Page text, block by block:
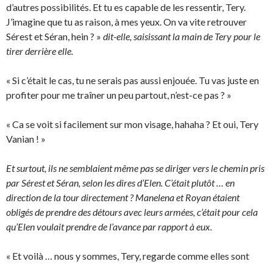
d’autres possibilités. Et tu es capable de les ressentir, Tery.
J’imagine que tu as raison, à mes yeux. On va vite retrouver
Sérest et Séran, hein ? » dit-elle, saisissant la main de Tery pour le
tirer derrière elle.
« Si c’était le cas, tu ne serais pas aussi enjouée. Tu vas juste en
profiter pour me traîner un peu partout, n’est-ce pas ? »
« Ca se voit si facilement sur mon visage, hahaha ? Et oui, Tery
Vanian ! »
Et surtout, ils ne semblaient même pas se diriger vers le chemin pris
par Sérest et Séran, selon les dires d’Elen. C’était plutôt … en
direction de la tour directement ? Manelena et Royan étaient
obligés de prendre des détours avec leurs armées, c’était pour cela
qu’Elen voulait prendre de l’avance par rapport à eux.
« Et voilà … nous y sommes, Tery, regarde comme elles sont